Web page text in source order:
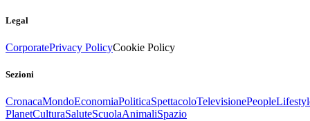
Legal
CorporatePrivacy PolicyCookie Policy
Sezioni
CronacaMondoEconomiaPoliticaSpettacoloTelevisionePeople
PlanetCulturaSaluteScuolaAnimaliSpazio